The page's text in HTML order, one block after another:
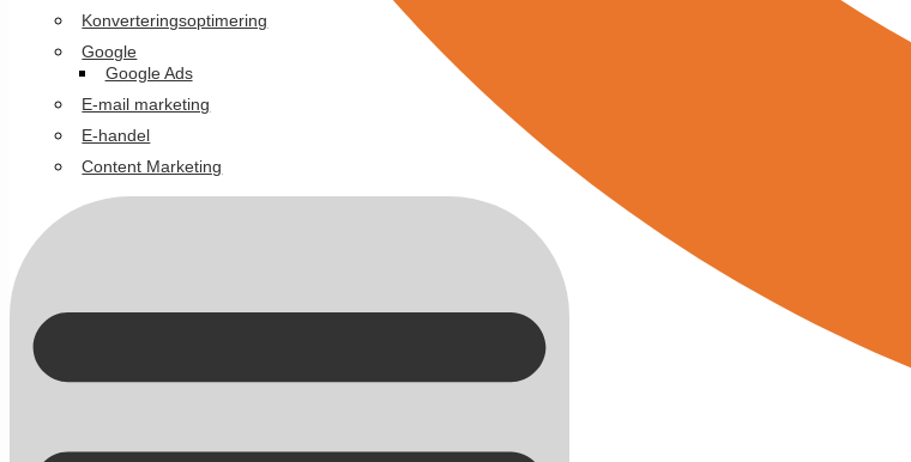
Konverteringsoptimering
Google
Google Ads
E-mail marketing
E-handel
Content Marketing